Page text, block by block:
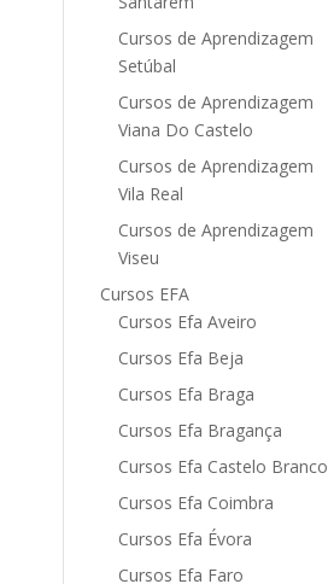
Cursos de Aprendizagem
Setúbal
Cursos de Aprendizagem
Viana Do Castelo
Cursos de Aprendizagem
Vila Real
Cursos de Aprendizagem
Viseu
Cursos EFA
Cursos Efa Aveiro
Cursos Efa Beja
Cursos Efa Braga
Cursos Efa Bragança
Cursos Efa Castelo Branco
Cursos Efa Coimbra
Cursos Efa Évora
Cursos Efa Faro